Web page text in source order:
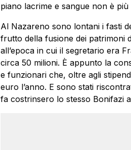
piano lacrime e sangue non è più
Al Nazareno sono lontani i fasti
frutto della fusione dei patrimoni
all’epoca in cui il segretario era
circa 50 milioni. È appunto la
e funzionari che, oltre agli
euro l’anno. E sono stati
fa costrinsero lo stesso Bonifazi